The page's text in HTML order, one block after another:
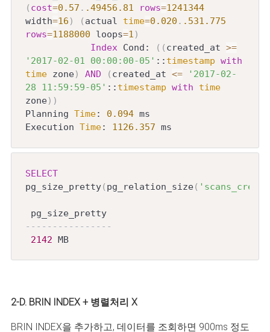
( cost=0.57 . .49456 .81 rows=1241344
width=16 ) ( actual time=0.020 . .531 .775
rows=1188000 loops=1 )
Index Cond: ( ( created_at >=
'2017-02-01 00:00:00-05' :: timestamp with
time zone) AND ( created_at <=
'2017-02-
28 11:59:59-05' :: timestamp with
time
zone) )
Planning Time: 0.094 ms
Execution Time: 1126.357 ms
SELECT
pg_size_pretty( pg_relation_size(
----------------
2142 MB
2-D. BRIN INDEX + 병렬처리 X
BRIN INDEX을 추가하고, 데이터를 조회하면 900ms 정도